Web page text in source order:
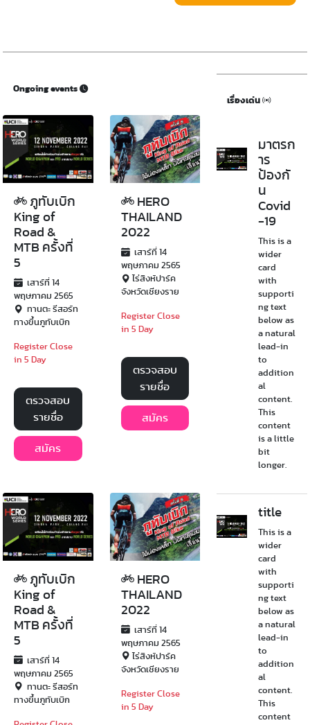
Ongoing events
ภูทับเบิก
King of
Road &
MTB ครั้งที่
5
เสาร์ที่ 14
พฤษภาคม 2565
ทานตะ รีสอร์ท
ทางขึ้นภูทับเบิก
Register Close
in 5 Day
ตรวจสอบ
รายชื่อ
สมัคร
HERO
THAILAND
2022
เสาร์ที่ 14
พฤษภาคม 2565
ไร่สิงห์ปาร์ค
จังหวัดเชียงราย
Register Close
in 5 Day
ตรวจสอบ
รายชื่อ
สมัคร
ภูทับเบิก
King of
Road &
MTB ครั้งที่
5
เสาร์ที่ 14
พฤษภาคม 2565
ทานตะ รีสอร์ท
ทางขึ้นภูทับเบิก
HERO
THAILAND
2022
เสาร์ที่ 14
พฤษภาคม 2565
ไร่สิงห์ปาร์ค
จังหวัดเชียงราย
Register Close
in 5 Day
เรื่องเด่น
มาตรก
าร
ป้องกั
น
Covid
-19
This is a
wider
card
with
supporti
ng text
below as
a natural
lead-in
to
addition
al
content.
This
content
is a little
bit
longer.
title
This is a
wider
card
with
supporti
ng text
below as
a natural
lead-in
to
addition
al
content.
This
content